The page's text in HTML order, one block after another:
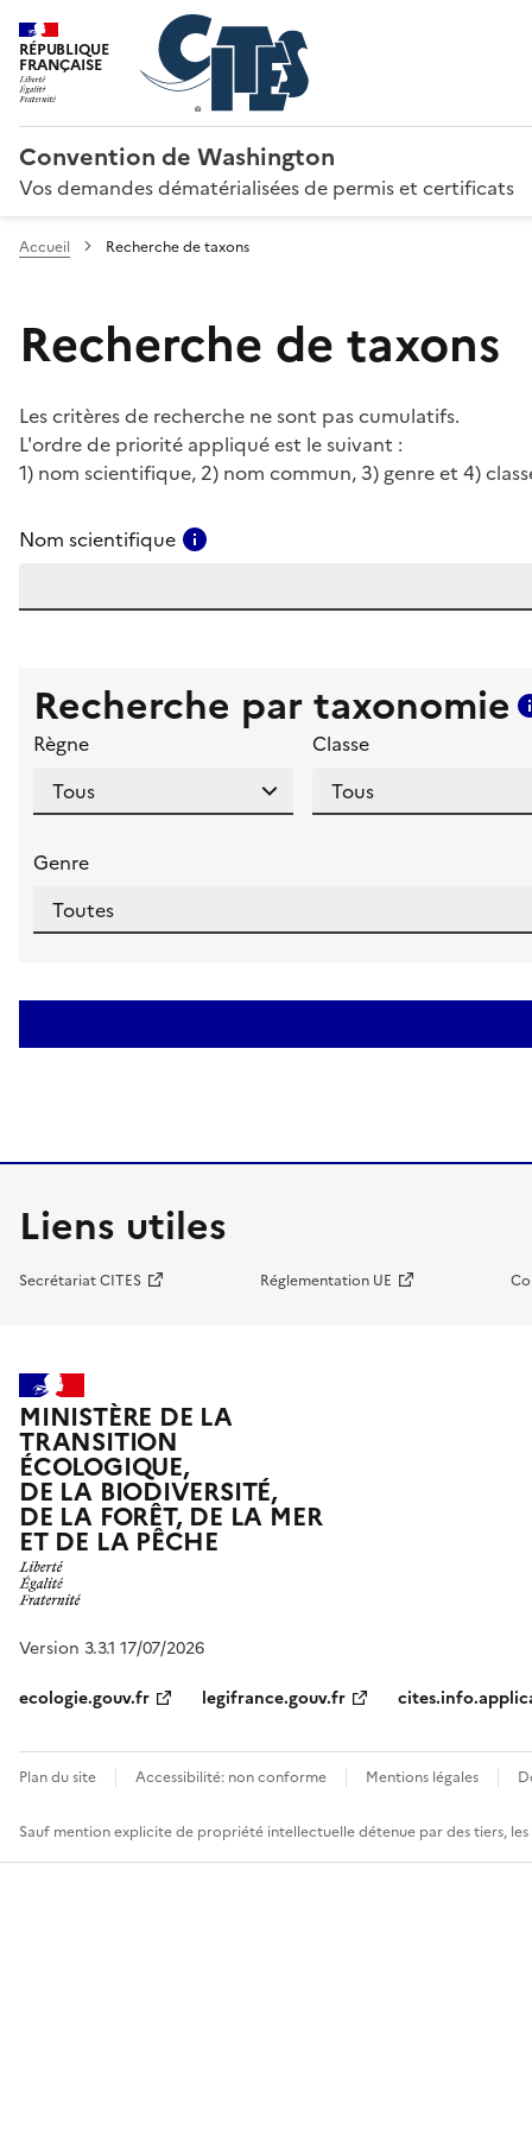
RÉPUBLIQUE
FRANÇAISE
Convention de Washington
Vos demandes dématérialisées de permis et certificats
Accueil Recherche de taxons
Recherche de taxons
Les critères de recherche ne sont pas cumulatifs.
L'ordre de priorité appliqué est le suivant :
1) nom scientifique, 2) nom commun, 3) genre et 4)
Nom scientifique
Recherche par taxonomie
Règne Classe
Genre
Liens utiles
Secrétariat CITES Réglementation UE
MINISTÈRE DE LA
TRANSITION
ÉCOLOGIQUE,
DE LA BIODIVERSITÉ,
DE LA FORÊT, DE LA MER
ET DE LA PÊCHE
Version 3.3.1 17/07/2026
ecologie.gouv.fr
legifrance.gouv.fr
Plan du site Accessibilité: non conforme Mentions légales
Sauf mention explicite de propriété intellectuelle détenue par des tiers,